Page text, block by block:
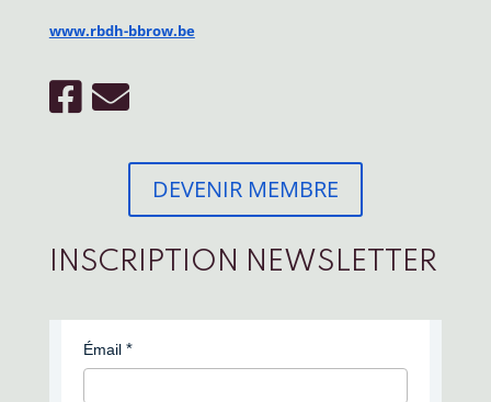
www.rbdh-bbrow.be
DEVENIR MEMBRE
INSCRIPTION NEWSLETTER
Émail